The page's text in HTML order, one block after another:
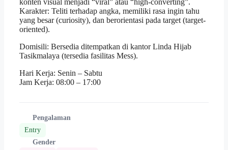
konten visual menjadi “viral” atau “high-converting”.
Karakter: Teliti terhadap angka, memiliki rasa ingin tahu
yang besar (curiosity), dan berorientasi pada target (target-
oriented).
Domisili: Bersedia ditempatkan di kantor Linda Hijab
Tasikmalaya (tersedia fasilitas Mess).
Hari Kerja: Senin – Sabtu
Jam Kerja: 08:00 – 17:00
Pengalaman
Entry
Gender